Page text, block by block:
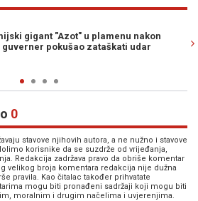
nakon
udar
PAKLENA NOĆ U
nuklearnog goriva
0
stavove njihovih autora, a ne nužno i stavove
korisnike da se suzdrže od vrijeđanja,
Redakcija zadržava pravo da obriše komentar
velikog broja komentara redakcija nije dužna
pravila. Kao čitalac također prihvatate
mogu biti pronađeni sadržaji koji mogu biti
moralnim i drugim načelima i uvjerenjima.